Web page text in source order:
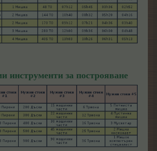
инструменти за построяване